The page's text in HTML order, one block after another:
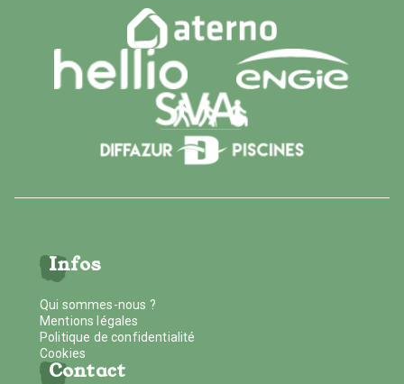
Infos
Qui sommes-nous ?
Mentions légales
Politique de confidentialité
Cookies
Contact